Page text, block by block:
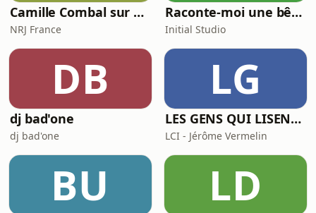
Camille Combal sur NRJ
NRJ France
Raconte-moi une bêtise
Initial Studio
DB
dj bad'one
dj bad'one
LG
LES GENS QUI LISENT SONT PLUS HEUREUX
LCI - Jérôme Vermelin
BU LD